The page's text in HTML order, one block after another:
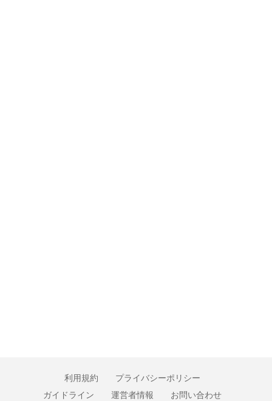
利用規約
プライバシーポリシー
ガイドライン
運営者情報 お問い合わせ